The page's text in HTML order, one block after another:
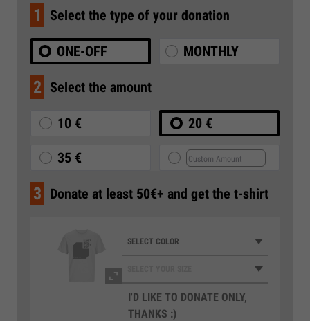
1 Select the type of your donation
ONE-OFF MONTHLY
2 Select the amount
10 € 20 €
35 €
3 Donate at least 50€+ and get the t-shirt
I'D LIKE TO DONATE ONLY,
THANKS :)